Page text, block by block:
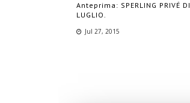
Anteprima: SPERLING PRIVÉ DI
LUGLIO.
Jul 27, 2015